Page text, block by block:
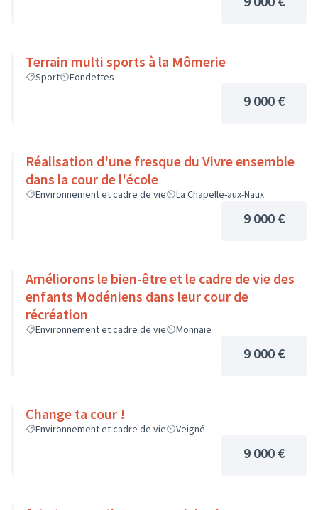
Terrain multi sports à la Mômerie
Sport Fondettes
9 000 €
Réalisation d'une fresque du Vivre ensemble
dans la cour de l'école
Environnement et cadre de vie La Chapelle-aux-Naux
9 000 €
Améliorons le bien-être et le cadre de vie des
enfants Modéniens dans leur cour de
récréation
Environnement et cadre de vie Monnaie
9 000 €
Change ta cour !
Environnement et cadre de vie Veigné
9 000 €